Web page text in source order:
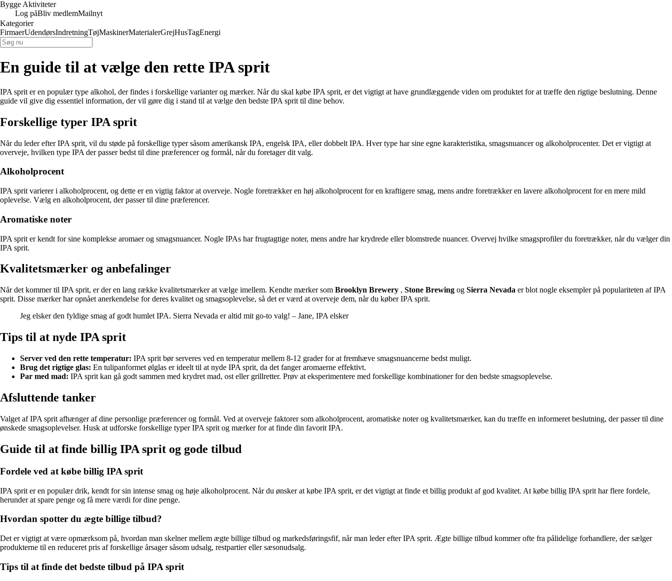
Bygge Aktiviteter
Log påBliv medlemMailnyt
Kategorier
FirmaerUdendørsIndretningTøjMaskinerMaterialerGrejHusTagEnergi
En guide til at vælge den rette IPA sprit
IPA sprit er en populær type alkohol, der findes i forskellige varianter og mærker. Når du skal købe IPA sprit, er det vigtigt at have grundlæggende viden om produktet for at træffe den rigtige beslutning. Denne
guide vil give dig essentiel information, der vil gøre dig i stand til at vælge den bedste IPA sprit til dine behov.
Forskellige typer IPA sprit
Når du leder efter IPA sprit, vil du støde på forskellige typer såsom amerikansk IPA, engelsk IPA, eller dobbelt IPA. Hver type har sine egne karakteristika, smagsnuancer og alkoholprocenter. Det er vigtigt at
overveje, hvilken type IPA der passer bedst til dine præferencer og formål, når du foretager dit valg.
Alkoholprocent
IPA sprit varierer i alkoholprocent, og dette er en vigtig faktor at overveje. Nogle foretrækker en høj alkoholprocent for en kraftigere smag, mens andre foretrækker en lavere alkoholprocent for en mere mild
oplevelse. Vælg en alkoholprocent, der passer til dine præferencer.
Aromatiske noter
IPA sprit er kendt for sine komplekse aromaer og smagsnuancer. Nogle IPAs har frugtagtige noter, mens andre har krydrede eller blomstrede nuancer. Overvej hvilke smagsprofiler du foretrækker, når du vælger din
IPA sprit.
Kvalitetsmærker og anbefalinger
Når det kommer til IPA sprit, er der en lang række kvalitetsmærker at vælge imellem. Kendte mærker som Brooklyn Brewery , Stone Brewing og Sierra Nevada er blot nogle eksempler på populariteten af IPA
sprit. Disse mærker har opnået anerkendelse for deres kvalitet og smagsoplevelse, så det er værd at overveje dem, når du køber IPA sprit.
Jeg elsker den fyldige smag af godt humlet IPA. Sierra Nevada er altid mit go-to valg! – Jane, IPA elsker
Tips til at nyde IPA sprit
Server ved den rette temperatur: IPA sprit bør serveres ved en temperatur mellem 8-12 grader for at fremhæve smagsnuancerne bedst muligt.
Brug det rigtige glas: En tulipanformet ølglas er ideelt til at nyde IPA sprit, da det fanger aromaerne effektivt.
Par med mad: IPA sprit kan gå godt sammen med krydret mad, ost eller grillretter. Prøv at eksperimentere med forskellige kombinationer for den bedste smagsoplevelse.
Afsluttende tanker
Valget af IPA sprit afhænger af dine personlige præferencer og formål. Ved at overveje faktorer som alkoholprocent, aromatiske noter og kvalitetsmærker, kan du træffe en informeret beslutning, der passer til dine
ønskede smagsoplevelser. Husk at udforske forskellige typer IPA sprit og mærker for at finde din favorit IPA.
Guide til at finde billig IPA sprit og gode tilbud
Fordele ved at købe billig IPA sprit
IPA sprit er en populær drik, kendt for sin intense smag og høje alkoholprocent. Når du ønsker at købe IPA sprit, er det vigtigt at finde et billig produkt af god kvalitet. At købe billig IPA sprit har flere fordele,
herunder at spare penge og få mere værdi for dine penge.
Hvordan spotter du ægte billige tilbud?
Det er vigtigt at være opmærksom på, hvordan man skelner mellem ægte billige tilbud og markedsføringsfif, når man leder efter IPA sprit. Ægte billige tilbud kommer ofte fra pålidelige forhandlere, der sælger
produkterne til en reduceret pris af forskellige årsager såsom udsalg, restpartier eller sæsonudsalg.
Tips til at finde det bedste tilbud på IPA sprit